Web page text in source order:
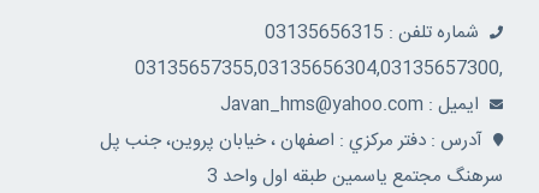
شماره تلفن : 03135656315
,03135657355,03135656304,03135657300
ايميل : Javan_hms@yahoo.com
آدرس : دفتر مرکزي : اصفهان ، خيابان پروين، جنب پل
سرهنگ مجتمع ياسمين طبقه اول واحد 3